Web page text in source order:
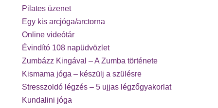
Pilates üzenet
Egy kis arcjóga/arctorna
Online videótár
Évindító 108 napüdvözlet
Zumbázz Kingával – A Zumba története
Kismama jóga – készülj a szülésre
Stresszoldó légzés – 5 ujjas légzőgyakorlat
Kundalini jóga